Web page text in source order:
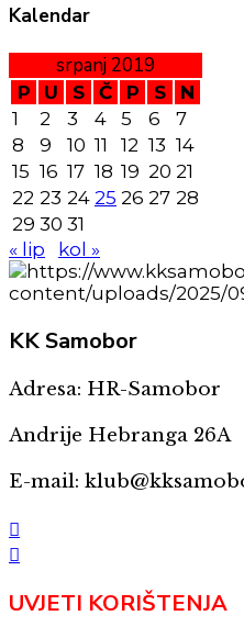
Kalendar
srpanj 2019
P U S Č P S
N
1
2 3 4 5 6
7
8
9 10 11 12 13 14
15 16 17 18 19 20 21
22 23 24 25 26 27 28
29 30 31
« lip
kol »
KKSamobor
Adresa: HR-Samobor
Andrije Hebranga 26A
E-mail:
UVJETI KORIŠTENJA